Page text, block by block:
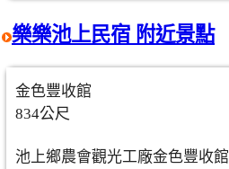
樂樂池上民宿 附近景點
金色豐收館
834公尺
池上鄉農會觀光工廠金色豐收館